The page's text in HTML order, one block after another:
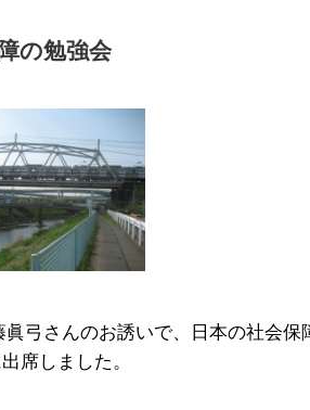
の勉強会
眞弓さんのお誘いで、日本の社会保
席しました。